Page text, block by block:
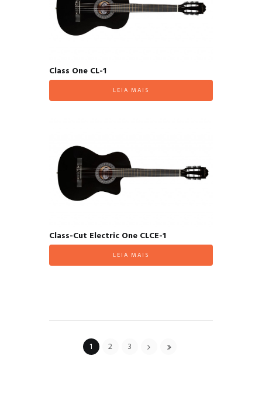
Class One CL-1
LEIA MAIS
Class-Cut Electric One CLCE-1
LEIA MAIS
1 2 3